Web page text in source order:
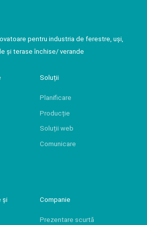
pentru industria de ferestre, uși,
și terase închise/ verande
Soluții
Planificare
Producție
Soluții web
Comunicare
și
Companie
Prezentare scurtă